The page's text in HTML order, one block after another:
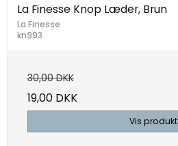
La Finesse Knop Læder, Brun
La Finesse
kn993
30,00 DKK
19,00 DKK
Vis produkt